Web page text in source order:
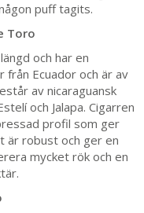
puff tagits.
Toro
och har en
från Ecuador och är av
av nicaraguansk
och Jalapa. Cigarren
profil som ger
är robust och ger en
mycket rök och en